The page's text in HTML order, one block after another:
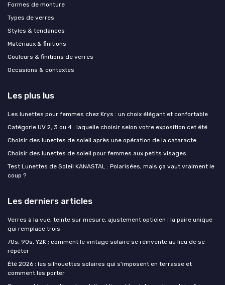
Formes de monture
Types de verres
Styles & tendances
Matériaux & finitions
Couleurs & finitions de verres
Occasions & contextes
Les plus lus
Les lunettes pour femmes chez Krys : un choix élégant et confortable
Catégorie UV 2, 3 ou 4 : laquelle choisir selon votre exposition cet été
Choisir des lunettes de soleil après une opération de la cataracte
Choisir des lunettes de soleil pour femmes aux petits visages
Test Lunettes de Soleil KANASTAL : Polarisées, mais ça vaut vraiment le
coup ?
Les derniers articles
Verres à la vue, teinte sur mesure, ajustement opticien : la paire unique
qui remplace trois
70s, 90s, Y2K : comment le vintage solaire se réinvente au lieu de se
répéter
Été 2026 : les silhouettes solaires qui s'imposent en terrasse et
comment les porter